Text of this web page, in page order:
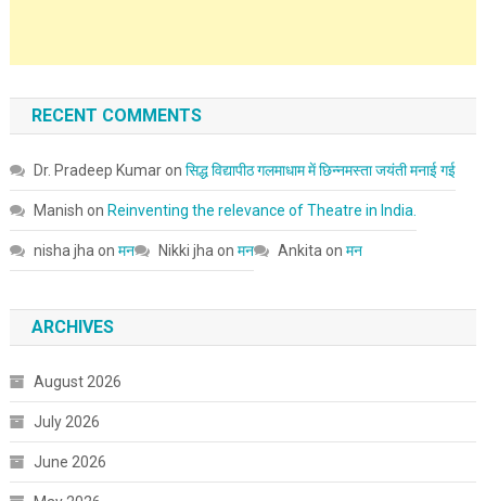
RECENT COMMENTS
Dr. Pradeep Kumaron सिद्ध विद्यापीठ गलमाधाम में छिन्नमस्ता जयंती मनाई गई
Manish on Reinventing the relevance of Theatre in India.
nisha jha on मन Nikki jha on मन Ankita on मन
ARCHIVES
August 2026
July 2026
June 2026